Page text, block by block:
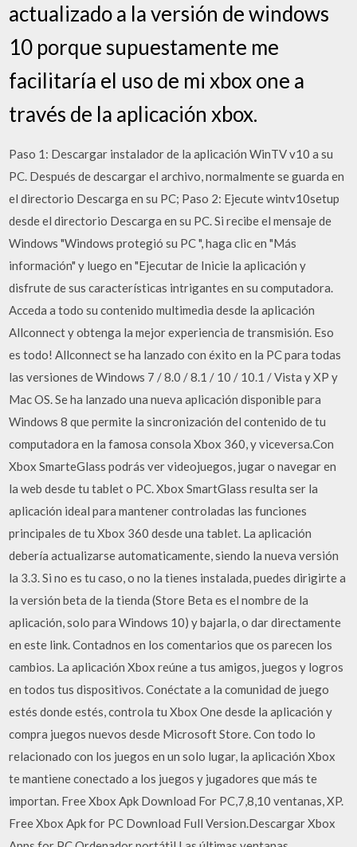
actualizado a la versión de windows
10 porque supuestamente me
facilitaría el uso de mi xbox one a
través de la aplicación xbox.
Paso 1: Descargar instalador de la aplicación WinTV v10 a su
PC. Después de descargar el archivo, normalmente se guarda en
el directorio Descarga en su PC; Paso 2: Ejecute wintv10setup
desde el directorio Descarga en su PC. Si recibe el mensaje de
Windows "Windows protegió su PC ", haga clic en "Más
información" y luego en "Ejecutar de Inicie la aplicación y
disfrute de sus características intrigantes en su computadora.
Acceda a todo su contenido multimedia desde la aplicación
Allconnect y obtenga la mejor experiencia de transmisión. Eso
es todo! Allconnect se ha lanzado con éxito en la PC para todas
las versiones de Windows 7 / 8.0 / 8.1 / 10 / 10.1 / Vista y XP y
Mac OS. Se ha lanzado una nueva aplicación disponible para
Windows 8 que permite la sincronización del contenido de tu
computadora en la famosa consola Xbox 360, y viceversa.Con
Xbox SmarteGlass podrás ver videojuegos, jugar o navegar en
la web desde tu tablet o PC. Xbox SmartGlass resulta ser la
aplicación ideal para mantener controladas las funciones
principales de tu Xbox 360 desde una tablet. La aplicación
debería actualizarse automaticamente, siendo la nueva versión
la 3.3. Si no es tu caso, o no la tienes instalada, puedes dirigirte a
la versión beta de la tienda (Store Beta es el nombre de la
aplicación, solo para Windows 10) y bajarla, o dar directamente
en este link. Contadnos en los comentarios que os parecen los
cambios. La aplicación Xbox reúne a tus amigos, juegos y logros
en todos tus dispositivos. Conéctate a la comunidad de juego
estés donde estés, controla tu Xbox One desde la aplicación y
compra juegos nuevos desde Microsoft Store. Con todo lo
relacionado con los juegos en un solo lugar, la aplicación Xbox
te mantiene conectado a los juegos y jugadores que más te
importan. Free Xbox Apk Download For PC,7,8,10 ventanas, XP.
Free Xbox Apk for PC Download Full Version.Descargar Xbox